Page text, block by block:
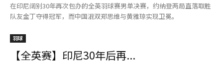
在印尼阔别30年再次包办的全英羽球赛男单决赛，约纳登两局直落取胜
队友金丁夺得冠军，而中国混双郑思维与黄雅琼实现卫冕。
羽球
【全英赛】印尼30年后再...